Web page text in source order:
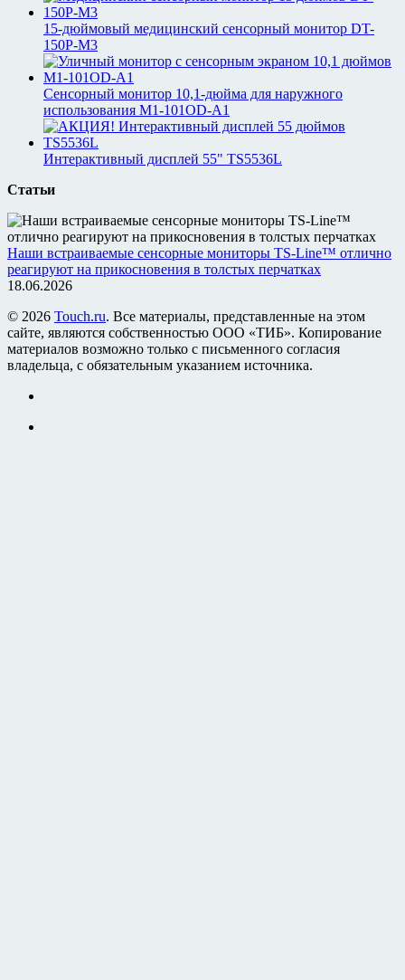
15-дюймовый медицинский сенсорный монитор DT-
150P-M3
Сенсорный монитор 10,1-дюйма для наружного
использования M1-101OD-A1
Интерактивный дисплей 55" TS5536L
Статьи
Наши встраиваемые сенсорные мониторы TS-Line™ отлично
реагируют на прикосновения в толстых перчатках
18.06.2026
© 2026 Touch.ru. Все материалы, представленные на этом
сайте, являются собственностью ООО «ТИБ». Копирование
материалов возможно только с письменного согласия
владельца, с обязательным указанием источника.